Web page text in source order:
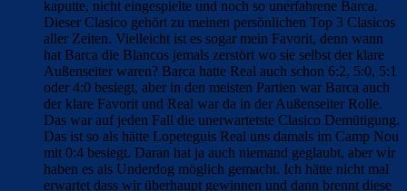
kaputte, nicht eingespielte und noch so unerfahrene Barca.
Dieser Clasico gehört zu meinen persönlichen Top 3 Clasicos
aller Zeiten. Vielleicht ist es sogar mein Favorit, denn wann
hat Barca die Blancos jemals zerstört wo sie selbst der klare
Außenseiter waren? Barca hatte Real auch schon 6:2, 5:0, 5:1
oder 4:0 besiegt, aber in den meisten Partien war Barca auch
der klare Favorit und Real war da in der Außenseiter Rolle.
Das war auf jeden Fall die unerwartetste Clasico Demütigung.
Das ist so als hätte Lopeteguis Real uns damals im Camp Nou
mit 0:4 besiegt. Daran hat ja auch niemand geglaubt, aber wir
haben es als Underdog möglich gemacht. Ich hätte nicht mal
erwartet dass wir überhaupt gewinnen und dann brennt diese